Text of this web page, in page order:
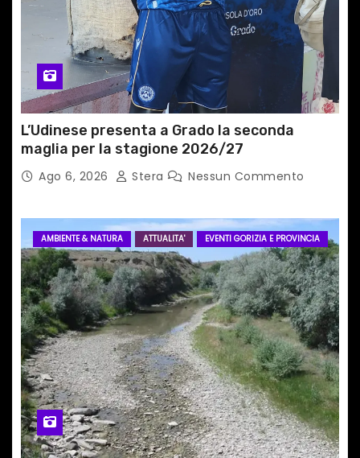
i
L’Udinese presenta a Grado la seconda
maglia per la stagione 2026/27
Ago 6, 2026 Stera Nessun Commento
AMBIENTE & NATURA ATTUALITA' EVENTI GORIZIA E PROVINCIA